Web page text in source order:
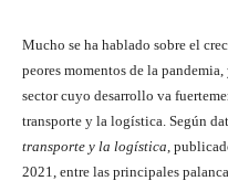
Mucho se ha hablado sobre el
peores momentos de la
sector cuyo desarrollo va
transporte y la logística. Según
transporte y la logística ,
2021, entre las principales